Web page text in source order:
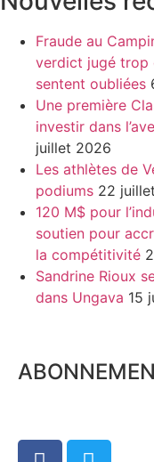
Fraude au
verdict jugé trop
sentent oubliées
Une première
investir dans
juillet 2026
Les athlètes de
podiums 22
120 M$ pour
soutien pour
la compétitivité
Sandrine Rioux
dans Ungava 15